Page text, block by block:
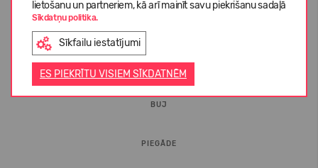
lietošanu un partneriem, kā arī mainīt savu piekrišanu sadaļā
Sīkdatņu politika.
Sīkfailu iestatījumi
ES PIEKRĪTU VISIEM SĪKDATNĒM
BUJ
PIEGĀDE